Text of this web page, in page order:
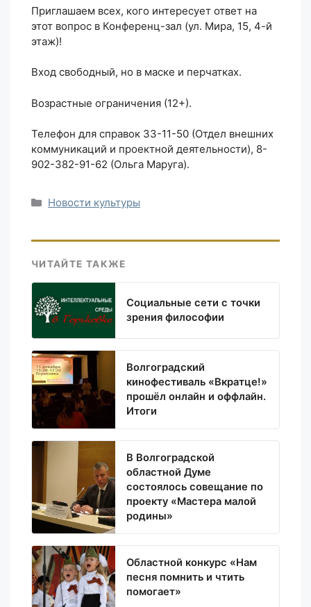
Приглашаем всех, кого интересует ответ на
этот вопрос в Конференц-зал (ул. Мира, 15, 4-й
этаж)!
Вход свободный, но в маске и перчатках.
Возрастные ограничения (12+).
Телефон для справок 33-11-50 (Отдел внешних
коммуникаций и проектной деятельности), 8-
902-382-91-62 (Ольга Маруга).
Рубрики
Новости культуры
ЧИТАЙТЕ ТАКЖЕ
Социальные сети с точки
зрения философии
Волгоградский
кинофестиваль «Вкратце!»
прошёл онлайн и оффлайн.
Итоги
В Волгоградской
областной Думе
состоялось совещание по
проекту «Мастера малой
родины»
Областной конкурс «Нам
песня помнить и чтить
помогает»